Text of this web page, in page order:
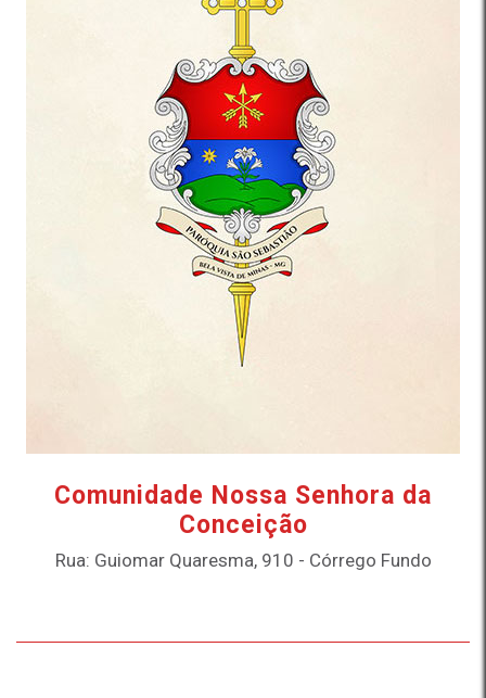
Comunidade Nossa Senhora da
Conceição
Rua: Guiomar Quaresma, 910 - Córrego Fundo